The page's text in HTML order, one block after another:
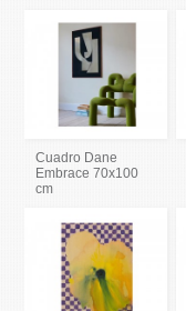
Cuadro Dane
Embrace 70x100
cm